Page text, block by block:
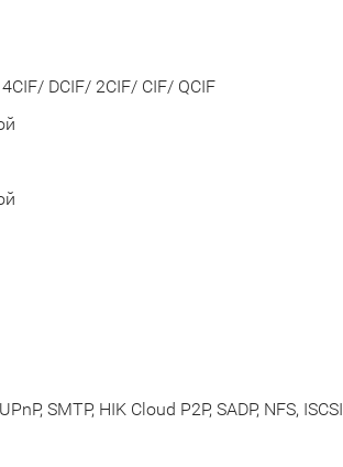
DCIF/ 2CIF/ CIF/ QCIF
SMTP, HIK Cloud P2P, SADP, NFS, ISCSI